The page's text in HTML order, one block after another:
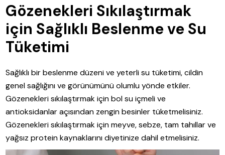
Gözenekleri Sıkılaştırmak
için Sağlıklı Beslenme ve Su
Tüketimi
Sağlıklı bir beslenme düzeni ve yeterli su tüketimi, cildin
genel sağlığını ve görünümünü olumlu yönde etkiler.
Gözenekleri sıkılaştırmak için bol su içmeli ve
antioksidanlar açısından zengin besinler tüketmelisiniz.
Gözenekleri sıkılaştırmak için meyve, sebze, tam tahıllar ve
yağsız protein kaynaklarını diyetinize dahil etmelisiniz.